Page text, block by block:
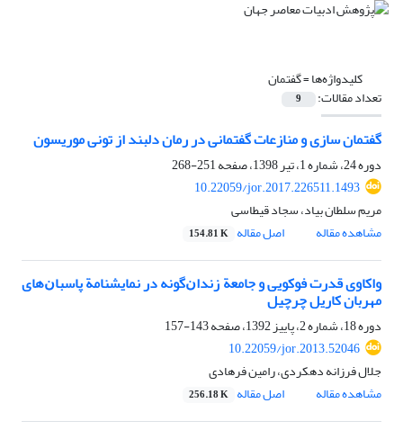
کلیدواژه‌ها =گفتمان
تعداد مقالات: 9
گفتمان سازی و منازعات گفتمانی در رمان دلبند از تونی موریسون
دوره 24، شماره 1، تیر 1398، صفحه
251-268
10.22059/jor.2017.226511.1493
مریم سلطان بیاد، سجاد قیطاسی
مشاهده مقاله
اصل مقاله 154.81 K
واکاوی قدرت فوکویی و جامعة زنداﻥگونه در نمایشنامة پاسباﻥهای
مهربان کاریل چرچیل
دوره 18، شماره 2، پاییز 1392، صفحه
143-157
10.22059/jor.2013.52046
جلال فرزانه دهکردی، رامین فرهادی
مشاهده مقاله
اصل مقاله 256.18 K